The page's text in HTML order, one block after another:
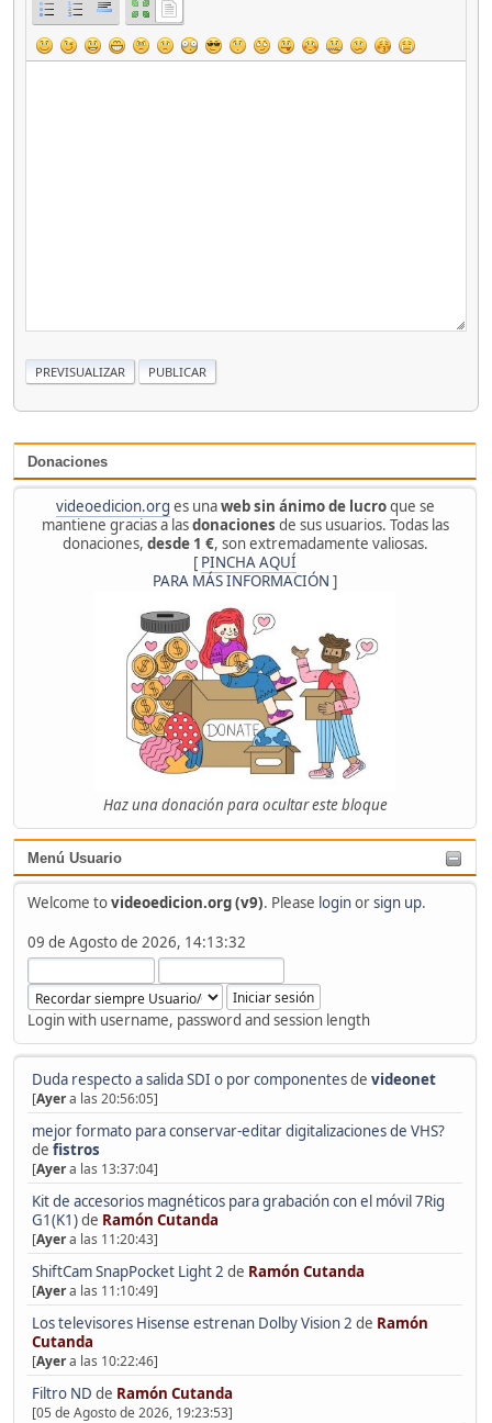
Donaciones
videoedicion.org es unaweb sin ánimo de lucroque se
mantiene gracias a lasdonaciones de sus usuarios. Todas las
donaciones, desde 1 €, son extremadamente valiosas.
[ PINCHA AQUÍ
PARA MÁS INFORMACIÓN ]
Haz una donación para ocultar este bloque
Menú Usuario
Welcome tovideoedicion.org (v9). Please loginorsign up.
09 de Agosto de 2026, 14:13:32
Login with username, password and session length
Duda respecto a salida SDI o por componentesde videonet
[Ayera las 20:56:05]
mejor formato para conservar-editar digitalizaciones de VHS?
de fistros
[Ayera las 13:37:04]
Kit de accesorios magnéticos para grabación con el móvil 7Rig
G1(K1)de Ramón Cutanda
[Ayera las 11:20:43]
ShiftCam SnapPocket Light 2 de Ramón Cutanda
[Ayera las 11:10:49]
Los televisores Hisense estrenan Dolby Vision 2 de Ramón
Cutanda
[Ayera las 10:22:46]
Filtro ND de Ramón Cutanda
[05 de Agosto de 2026, 19:23:53]